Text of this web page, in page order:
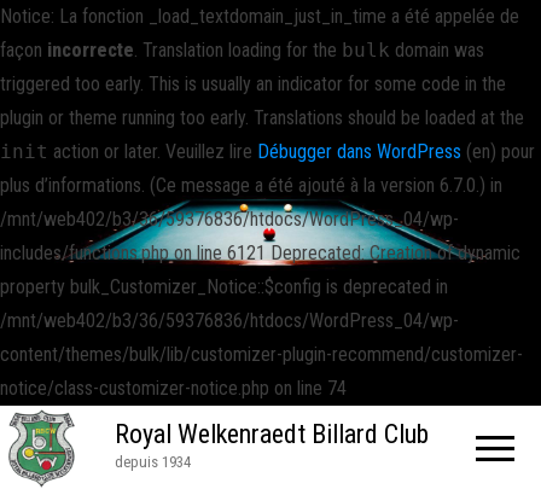
Notice: La fonction _load_textdomain_just_in_time a été appelée de
façon incorrecte. Translation loading for the bulk domain was
triggered too early. This is usually an indicator for some code in the
plugin or theme running too early. Translations should be loaded at the
init action or later. Veuillez lire Débugger dans WordPress (en) pour
plus d’informations. (Ce message a été ajouté à la version 6.7.0.) in
/mnt/web402/b3/36/59376836/htdocs/WordPress_04/wp-
includes/functions.php on line 6121 Deprecated: Creation of dynamic
property bulk_Customizer_Notice::$config is deprecated in
/mnt/web402/b3/36/59376836/htdocs/WordPress_04/wp-
content/themes/bulk/lib/customizer-plugin-recommend/customizer-
notice/class-customizer-notice.php on line 74
Royal Welkenraedt Billard Club
depuis 1934